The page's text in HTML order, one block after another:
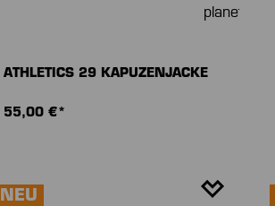
ATHLETICS 29 KAPUZENJACKE
55,00 €*
NEU